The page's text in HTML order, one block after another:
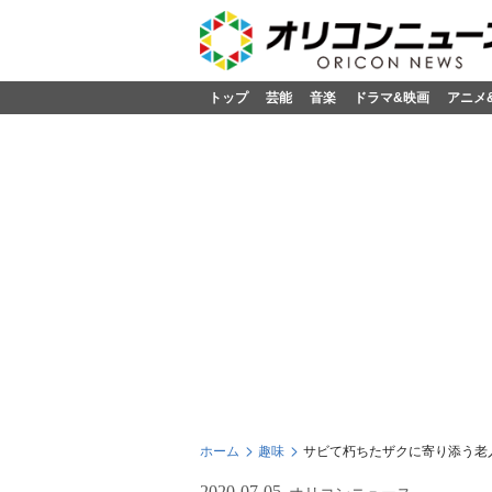
トップ 芸能 音楽 ドラマ&映画 アニメ
ホーム 趣味 サビて朽ちたザクに寄り添う